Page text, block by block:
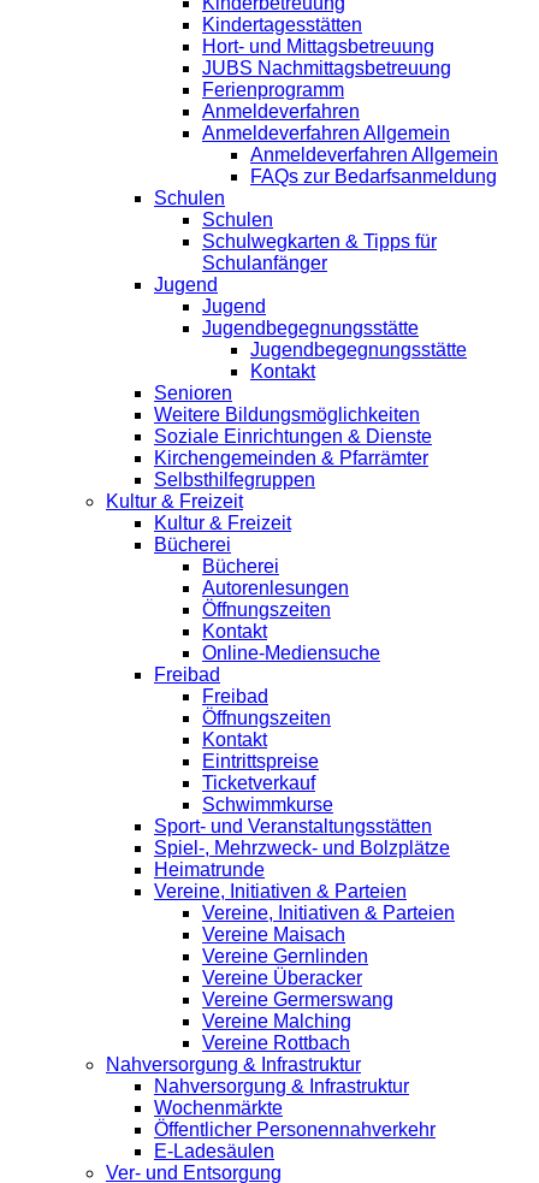
Kindertagesstätten
Hort- und Mittagsbetreuung
JUBS Nachmittagsbetreuung
Ferienprogramm
Anmeldeverfahren
Anmeldeverfahren Allgemein
Anmeldeverfahren Allgemein
FAQs zur Bedarfsanmeldung
Schulen
Schulen
Schulwegkarten & Tipps für
Schulanfänger
Jugend
Jugend
Jugendbegegnungsstätte
Jugendbegegnungsstätte
Kontakt
Senioren
Weitere Bildungsmöglichkeiten
Soziale Einrichtungen & Dienste
Kirchengemeinden & Pfarrämter
Selbsthilfegruppen
Kultur & Freizeit
Kultur & Freizeit
Bücherei
Bücherei
Autorenlesungen
Öffnungszeiten
Kontakt
Online-Mediensuche
Freibad
Freibad
Öffnungszeiten
Kontakt
Eintrittspreise
Ticketverkauf
Schwimmkurse
Sport- und Veranstaltungsstätten
Spiel-, Mehrzweck- und Bolzplätze
Heimatrunde
Vereine, Initiativen & Parteien
Vereine, Initiativen & Parteien
Vereine Maisach
Vereine Gernlinden
Vereine Überacker
Vereine Germerswang
Vereine Malching
Vereine Rottbach
Nahversorgung & Infrastruktur
Nahversorgung & Infrastruktur
Wochenmärkte
Öffentlicher Personennahverkehr
E-Ladesäulen
Ver- und Entsorgung